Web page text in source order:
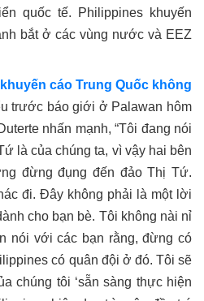
quốc tế. Philippines khuyến
bắt ở các vùng nước và EEZ
cáo Trung Quốc không
trước báo giới ở Palawan hôm
nhấn mạnh, “Tôi đang nói
là của chúng ta, vì vậy hai bên
đừng đụng đến đảo Thị Tứ.
đi. Đây không phải là một lời
cho bạn bè. Tôi không nài nỉ
nói với các bạn rằng, đừng có
có quân đội ở đó. Tôi sẽ
chúng tôi ‘sẵn sàng thực hiện